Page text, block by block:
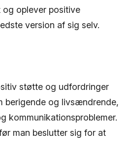
oplever positive
version af sig selv.
støtte og udfordringer
berigende og livsændrende,
kommunikationsproblemer.
man beslutter sig for at